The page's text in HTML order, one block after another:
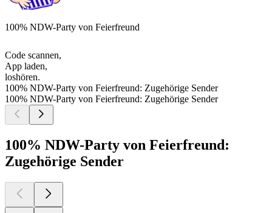
100% NDW-Party von Feierfreund
Code scannen,
App laden,
loshören.
100% NDW-Party von Feierfreund: Zugehörige Sender
100% NDW-Party von Feierfreund: Zugehörige Sender
100% NDW-Party von Feierfreund:
Zugehörige Sender